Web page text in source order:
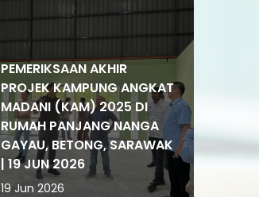
PEMERIKSAAN AKHIR
PROJEK KAMPUNG ANGKAT
MADANI (KAM) 2025 DI
RUMAH PANJANG NANGA
GAYAU, BETONG, SARAWAK
| 19 JUN 2026
19 Jun 2026